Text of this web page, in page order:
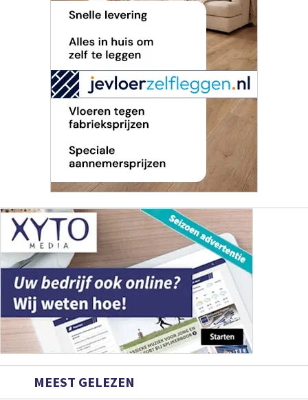
MEEST GELEZEN